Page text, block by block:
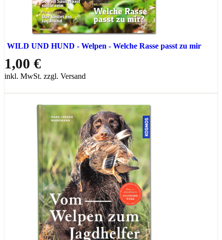
WILD UND HUND - Welpen - Welche Rasse passt zu mir
1,00 €
inkl. MwSt. zzgl. Versand